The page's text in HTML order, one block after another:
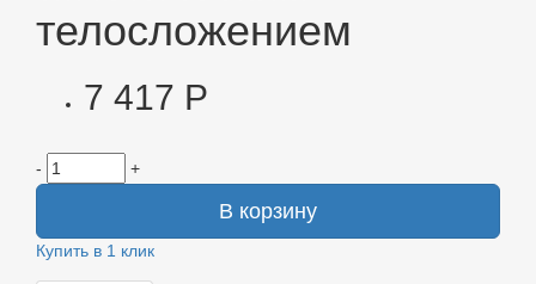
телосложением
7 417 Р
- +
В корзину
Купить в 1 клик